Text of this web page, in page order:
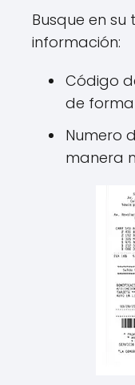
Busque en su
información:
Código
de
Numero
manera